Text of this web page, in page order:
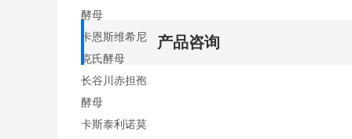
酵母
卡恩斯维希尼
克氏酵母
长谷川赤担孢
酵母
卡斯泰利诺莫
产品咨询